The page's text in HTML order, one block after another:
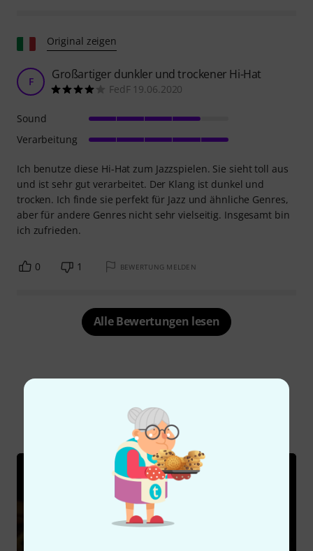
Original zeigen
F Großartiger dunkler und trockener Hi-Hat
FedF 19.06.2020
Ich benutze diese Hi-Hat zum Jazzspielen. Sie sieht toll aus
und ist sehr gut verarbeitet. Der Klang ist dunkel und
trocken. Ich finde sie perfekt für Jazz und ähnliche Genres,
aber für andere Genres nicht sehr vielseitig. Insgesamt bin
ich zufrieden.
Sound
Verarbeitung
0 1 BEWERTUNG MELDEN
Alle Bewertungen lesen
Schon gewusst?
Ratgeber